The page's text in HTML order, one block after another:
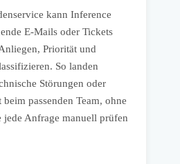
kann Inference
E-Mails oder Tickets
Priorität und
So landen
Störungen oder
passenden Team, ohne
jede Anfrage manuell prüfen